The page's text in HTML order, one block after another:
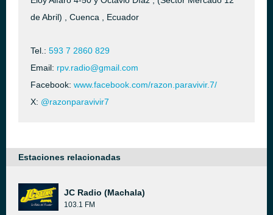
de Abril) , Cuenca , Ecuador
Tel.: 593 7 2860 829
Email: rpv.radio@gmail.com
Facebook: www.facebook.com/razon.paravivir.7/
X: @razonparavivir7
Estaciones relacionadas
JC Radio (Machala)
103.1 FM